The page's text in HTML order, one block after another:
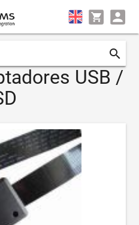
search
USB /